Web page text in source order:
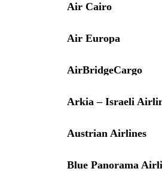
Air Cairo
Air Europa
AirBridgeCargo
Arkia – Israeli
Austrian Airlines
Blue Panorama